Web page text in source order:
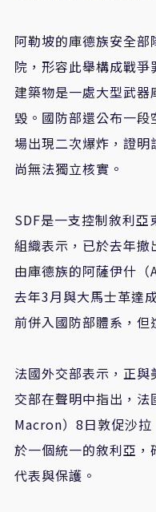
阿勒坡的庫德族安全
院，形容此舉構成戰
建築物是一處大型武
毀。國防部還公布一
場出現二次爆炸，證明
尚無法獨立核實。
SDF是一支控制敘利亞
組織表示，已於去年
由庫德族的阿薩伊什
去年3月與大馬士革達
前併入國防部體系，但
法國外交部表示，正
交部在聲明中指出，
Macron）8日敦促沙
於一個統一的敘利亞
代表與保護。